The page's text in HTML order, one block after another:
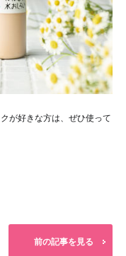
が好きな方は、ぜひ使って
前の記事を見る